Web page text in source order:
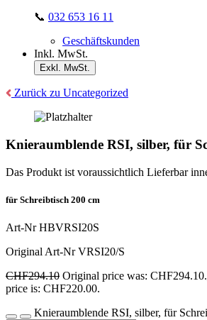
📞 032 653 16 11
Geschäftskunden
Inkl. MwSt.
Exkl. MwSt.
Zurück zu Uncategorized
Knieraumblende RSI, silber, für
Das Produkt ist voraussichtlich Lieferbar
für Schreibtisch 200 cm
Art-NrHBVRSI20S
Original Art-NrVRSI20/S
CHF294.10 Original price was: CHF294.10.
price is: CHF220.00.
Knieraumblende RSI, silber, für